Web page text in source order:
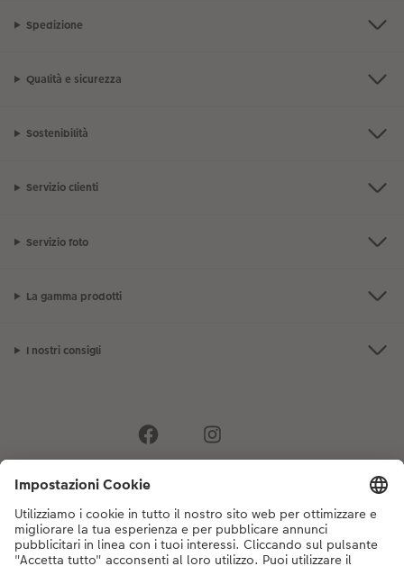
Spedizione
Qualità e sicurezza
Sostenibilità
Servizio clienti
Servizio foto
La gamma prodotti
I nostri consigli
Se hai domande sui prodotti o sull'ordine, non esitare a contattarci dal
lunedì alla domenica dalle 9:00 alle 20:00 (esclusi i giorni festivi) al
numero di telefono 044 499 10 35dal lunedì alla domenica, dalle 9:00 alle
20:00 (festività escluse)